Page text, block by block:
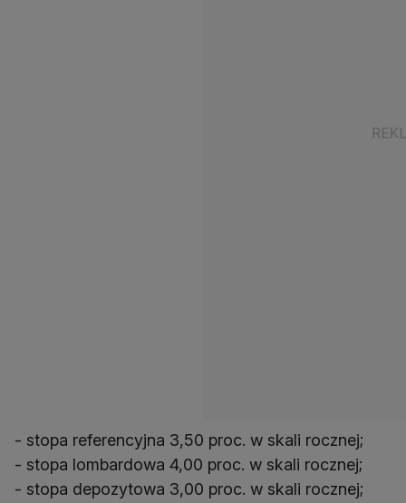
- stopa referencyjna 3,50 proc. w skali rocznej;
- stopa lombardowa 4,00 proc. w skali rocznej;
- stopa depozytowa 3,00 proc. w skali rocznej;